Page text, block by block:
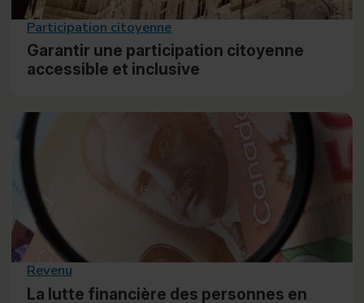
Participation citoyenne
Garantir une participation citoyenne
accessible et inclusive
Revenu
La lutte financière des personnes en